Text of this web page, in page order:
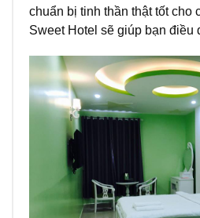
chuẩn bị tinh thần thật tốt cho
Sweet Hotel sẽ giúp bạn điều